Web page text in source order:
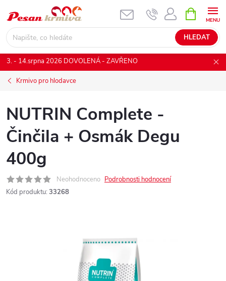
na
obsah
HLEDAT
NÁKUPNÍ
KOŠÍK
3. - 14.srpna 2026 DOVOLENÁ - ZAVŘENO
Krmivo pro hlodavce
NUTRIN Complete -
Činčila + Osmák Degu
400g
Neohodnoceno Podrobnosti hodnocení
Kód produktu: 33268